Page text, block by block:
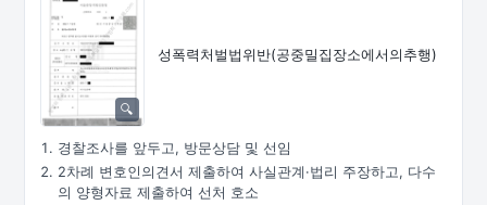
성폭력처벌법위반(공중밀집장소에서의추행)
경찰조사를 앞두고, 방문상담 및 선임
2차례 변호인의견서 제출하여 사실관계·법리 주장하고, 다수
의 양형자료 제출하여 선처 호소